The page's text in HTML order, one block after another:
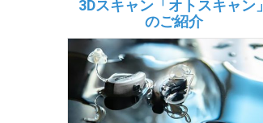
3Dスキャン「オトスキャン」
のご紹介